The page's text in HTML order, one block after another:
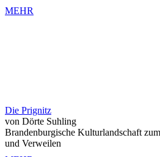
MEHR
Die Prignitz
von Dörte Suhling
Brandenburgische Kulturlandschaft
und Verweilen